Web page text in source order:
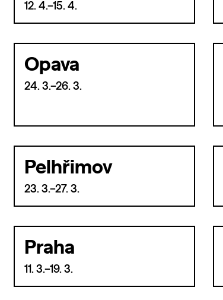
12. 4.–15. 4.
Opava
24. 3.–26. 3.
Pelhřimov
23. 3.–27. 3.
Praha
11. 3.–19. 3.